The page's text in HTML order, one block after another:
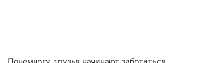
Понемногу друзья начинают заботиться